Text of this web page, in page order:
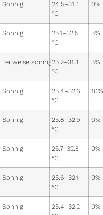
Sonnig
24.5–31.7
°C
0%
Sonnig
25.1–32.5
°C
5%
Teilweise sonnig25.2–31.3
°C
5%
Sonnig
25.4–32.6
°C
10%
Sonnig
25.8–32.9
°C
0%
Sonnig
25.7–32.8
°C
0%
Sonnig
25.6–32.1
°C
0%
Sonnig
25.4–32.2
0%